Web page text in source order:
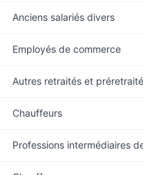
Anciens salariés divers
Employés de commerce
Autres retraités et
Chauffeurs
Professions intermédiaires